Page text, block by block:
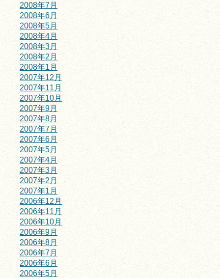
2008年7月
2008年6月
2008年5月
2008年4月
2008年3月
2008年2月
2008年1月
2007年12月
2007年11月
2007年10月
2007年9月
2007年8月
2007年7月
2007年6月
2007年5月
2007年4月
2007年3月
2007年2月
2007年1月
2006年12月
2006年11月
2006年10月
2006年9月
2006年8月
2006年7月
2006年6月
2006年5月